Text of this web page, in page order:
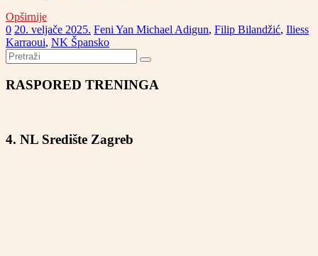
Opširnije
0 20. veljače 2025. Feni Yan Michael Adigun, Filip Bilandžić, Iliess
Karraoui, NK Špansko
RASPORED TRENINGA
4. NL Središte Zagreb